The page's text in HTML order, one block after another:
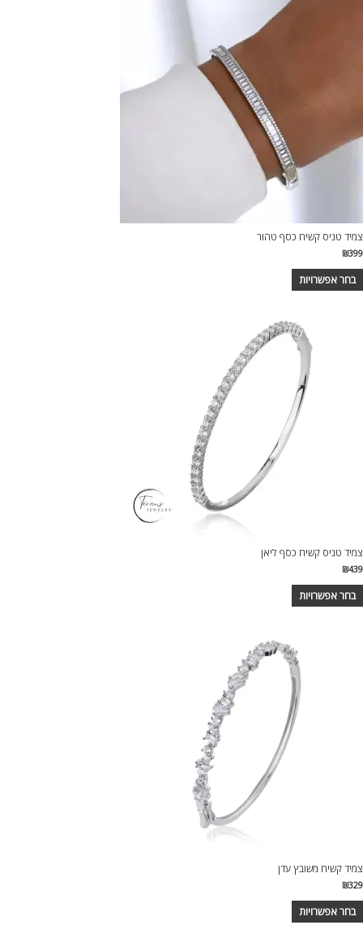
צמיד טניס קשיח כסף טהור
₪399
בחר אפשרויות
צמיד טניס קשיח כסף ליאן
₪439
בחר אפשרויות
צמיד קשיח משובץ עדן
₪329
בחר אפשרויות